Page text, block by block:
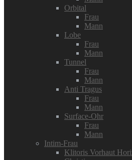
Orbital
Frau
Mann
Lobe
Frau
Mann
Tunnel
Frau
Mann
Anti Tragus
Frau
Mann
Surface-Ohr
Frau
Mann
Intim-Frau
Klitoris Vorhaut